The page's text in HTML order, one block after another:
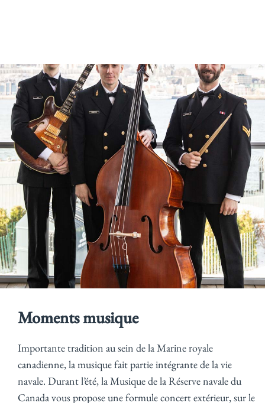
Moments musique
Importante tradition au sein de la Marine royale
canadienne, la musique fait partie intégrante de la vie
navale. Durant l’été, la Musique de la Réserve navale du
Canada vous propose une formule concert extérieur, sur le